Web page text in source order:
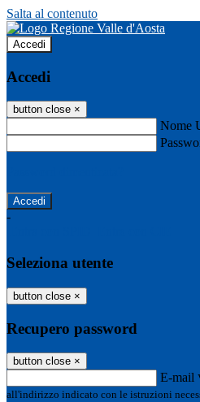
Salta al contenuto
Accedi
Accedi
button close ×
Nome
-
Seleziona utente
button close ×
Recupero password
button close ×
E-mail
all'indirizzo indicato con le istruzioni